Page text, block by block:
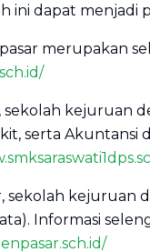
ini dapat menjadi
merupakan
sekolah kejuruan
serta Akuntansi
sekolah
Informasi